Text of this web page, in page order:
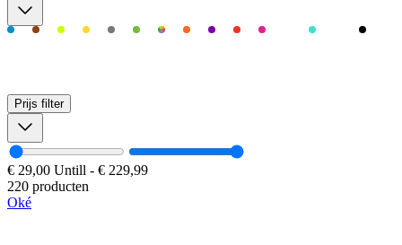
Prijs filter
€ 29,00 Untill - € 229,99
220 producten
Oké